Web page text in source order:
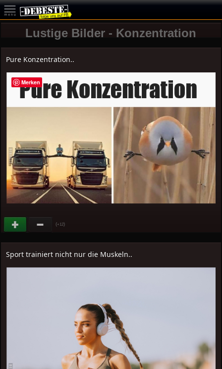
Lustige Bilder - Konzentration
Pure Konzentration..
(+12)
Sport trainiert nicht nur die Muskeln..
Merken